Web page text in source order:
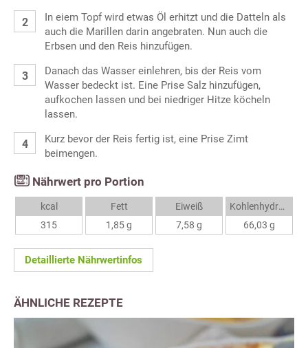
In eiem Topf wird etwas Öl erhitzt und die Datteln als
auch die Marillen darin angebraten. Nun auch die
Erbsen und den Reis hinzufügen.
Danach das Wasser einlehren, bis der Reis vom
Wasser bedeckt ist. Eine Prise Salz hinzufügen,
aufkochen lassen und bei niedriger Hitze köcheln
lassen.
Kurz bevor der Reis fertig ist, eine Prise Zimt
beimengen.
Nährwert pro Portion
kcal
315
Fett
1,85 g
Eiweiß
7,58 g
Kohlenhydrate
66,03 g
Detaillierte Nährwertinfos
ÄHNLICHE REZEPTE